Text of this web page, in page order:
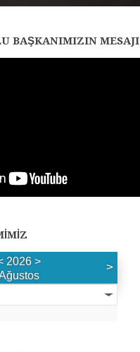
BAŞKANIMIZIN MESAJI
2026 >
>